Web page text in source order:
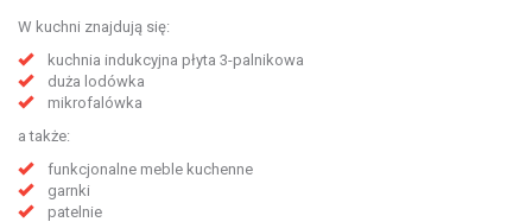
W kuchni znajdują się:
kuchnia indukcyjna płyta 3-palnikowa
duża lodówka
mikrofalówka
a także:
funkcjonalne meble kuchenne
garnki
patelnie